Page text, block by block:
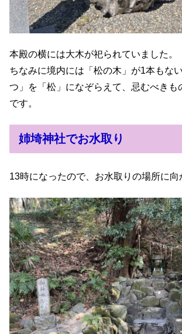
本殿の横には大木が祀られていました。
ちなみに境内には「松の木」が1本もな
つ」を「松」になぞらえて、忌むべきも
です。
姉埼神社でお水取り
13時になったので、お水取りの場所に向